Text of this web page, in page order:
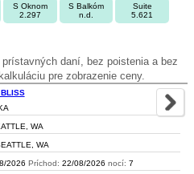
S Oknom
2.297
S Balkóm
n.d.
Suite
5.621
daní, bez poistenia a bez
pre zobrazenie ceny.
WA
WA
2026 Príchod: 22/08/2026 nocí: 7